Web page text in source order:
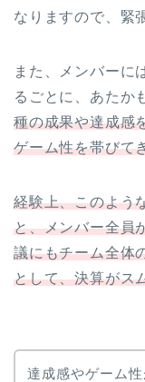
なりますので、緊
また、メンバーに
るごとに、あたか
種の成果や達成感
ゲーム性を帯びて
経験上、このよう
と、メンバー全員
議にもチーム全体
として、決算がス
達成感やゲーム